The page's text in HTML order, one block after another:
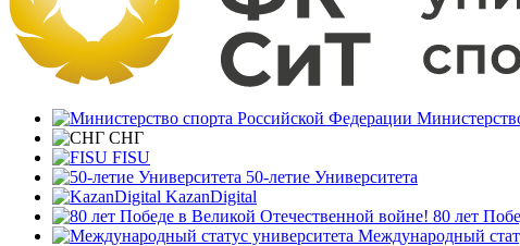
СНГ
FISU
50-летие Университета
KazanDigital
80 лет
Международный